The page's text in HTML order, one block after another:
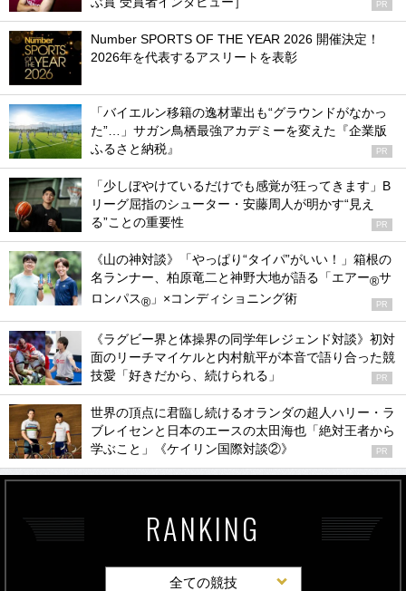
PR
Number SPORTS OF THE YEAR 2026 開催決定！
2026年を代表するアスリートを表彰
「バイエルン移籍の逸材輩出も“グラウンドがなかっ
た”…」サガン鳥栖最強アカデミーを変えた『企業版
ふるさと納税』
PR
「少しぼやけているだけでも感覚が狂ってきます」B
リーグ屈指のシューター・安藤周人が明かす“見え
る”ことの重要性
PR
《山の神対談》「やっぱり“タイパ”がいい！」箱根の
名ランナー、柏原竜二と神野大地が語る「エアー®サ
ロンパス® 」×コンディショニング術 PR
《ラグビー界と体操界の同学年レジェンド対談》初対
面のリーチマイケルと内村航平が本音で語り合った競
技愛「好きだから、続けられる」
PR
世界の頂点に君臨し続けるオランダの超人ハリー・ラ
ブレイセンと日本のエースの太田海也「絶対王者から
学ぶこと」《ケイリン国際対談②》
PR
RANKING
全ての競技